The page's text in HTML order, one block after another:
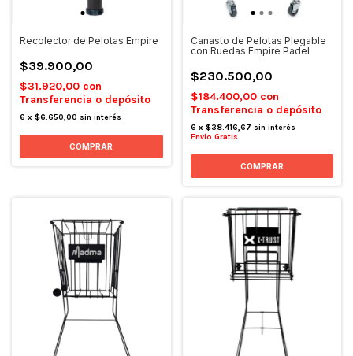
Recolector de Pelotas Empire
$39.900,00
$31.920,00 con
Transferencia o depósito
6 x $6.650,00 sin interés
Canasto de Pelotas Plegable
con Ruedas Empire Padel
$230.500,00
$184.400,00 con
Transferencia o depósito
6 x $38.416,67 sin interés
Envío Gratis
COMPRAR